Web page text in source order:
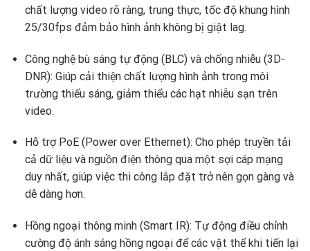
chất lượng video rõ ràng, trung thực, tốc độ khung hình
25/30fps đảm bảo hình ảnh không bị giật lag.
Công nghệ bù sáng tự động (BLC) và chống nhiễu (3D-
DNR): Giúp cải thiện chất lượng hình ảnh trong môi
trường thiếu sáng, giảm thiểu các hạt nhiễu sạn trên
video.
Hỗ trợ PoE (Power over Ethernet): Cho phép truyền tải
cả dữ liệu và nguồn điện thông qua một sợi cáp mạng
duy nhất, giúp việc thi công lắp đặt trở nên gọn gàng và
dễ dàng hơn.
Hồng ngoại thông minh (Smart IR): Tự động điều chỉnh
cường độ ánh sáng hồng ngoại để các vật thể khi tiến lại